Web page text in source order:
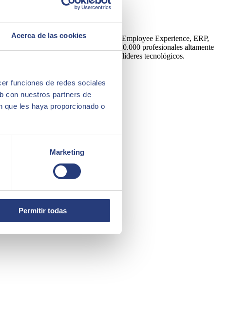
Acerca de las cookies
funciones de redes sociales
con nuestros partners de
que les haya proporcionado o
Marketing
Permitir todas
Edge, Customer Experience, Employee Experience, ERP,
y una plantilla formada por más de 10.000 profesionales altamente
es partner de los principales líderes tecnológicos.